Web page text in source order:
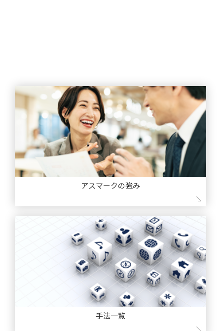
アスマークの強み
多くのアンケート調査会社がありますが、それぞれ受託範囲は異
なります。簡単ですが、弊社の強み、特長についてまとめまし
アスマークの強み
手法一覧